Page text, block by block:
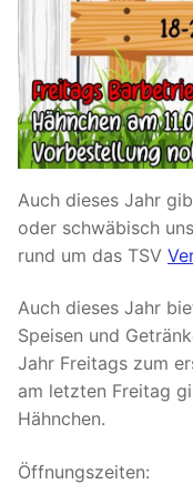
Auch dieses Jahr
oder schwäbisch
rund um das TSV
Auch dieses Jahr
Speisen und
Jahr Freitags zum
am letzten Freitag
Hähnchen.
Öffnungszeiten: